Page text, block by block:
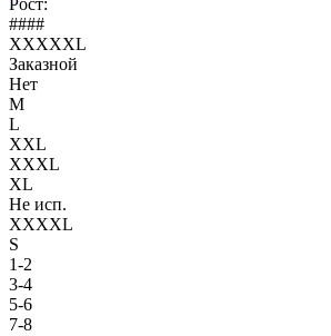
####
XXXXXL
Заказной
Нет
M
L
XXL
XXXL
XL
Не исп.
XXXXL
S
1-2
3-4
5-6
7-8